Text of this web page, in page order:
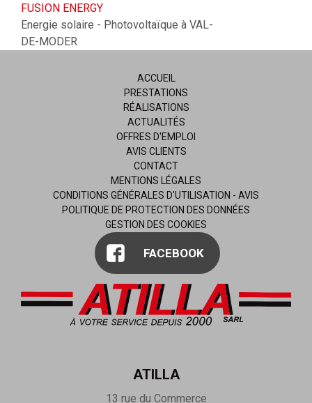
FUSION ENERGY
Energie solaire - Photovoltaïque à VAL-
DE-MODER
ACCUEIL
PRESTATIONS
RÉALISATIONS
ACTUALITÉS
OFFRES D'EMPLOI
AVIS CLIENTS
CONTACT
MENTIONS LÉGALES
CONDITIONS GÉNÉRALES D'UTILISATION - AVIS
POLITIQUE DE PROTECTION DES DONNÉES
GESTION DES COOKIES
FACEBOOK
ATILLA
13 rue du Commerce